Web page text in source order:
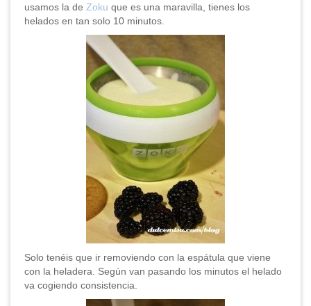
usamos la de Zoku que es una maravilla, tienes los
helados en tan solo 10 minutos.
Solo tenéis que ir removiendo con la espátula que viene
con la heladera. Según van pasando los minutos el helado
va cogiendo consistencia.